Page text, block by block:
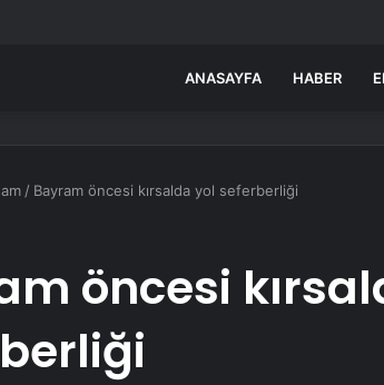
ANASAYFA HABER
/ Bayram öncesi kırsalda yol seferberliği
öncesi